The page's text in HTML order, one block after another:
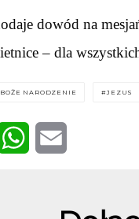
dowód na
– dla
BOŻE NARODZENIE JEZUS